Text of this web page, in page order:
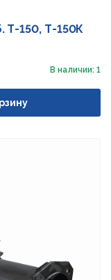
Т-150, Т-150К
В наличии: 1